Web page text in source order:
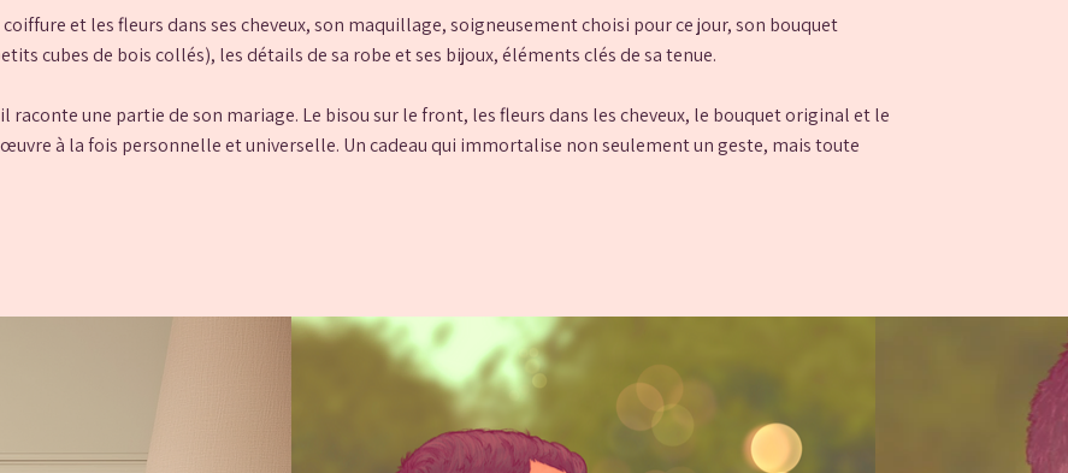
et les fleurs dans ses cheveux, son maquillage, soigneusement choisi pour ce jour, son bouquet
cubes de bois collés), les détails de sa robe et ses bijoux, éléments clés de sa tenue.
une partie de son mariage. Le bisou sur le front, les fleurs dans les cheveux, le bouquet original et le
à la fois personnelle et universelle. Un cadeau qui immortalise non seulement un geste, mais toute